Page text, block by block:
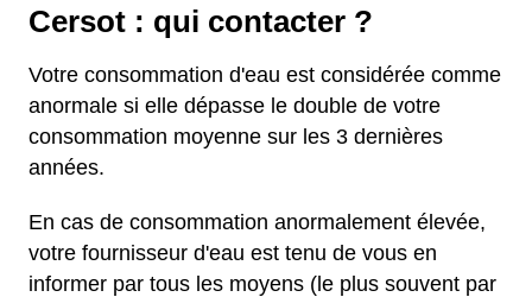
Cersot : qui contacter ?
Votre consommation d'eau est considérée comme
anormale si elle dépasse le double de votre
consommation moyenne sur les 3 dernières
années.
En cas de consommation anormalement élevée,
votre fournisseur d'eau est tenu de vous en
informer par tous les moyens (le plus souvent par